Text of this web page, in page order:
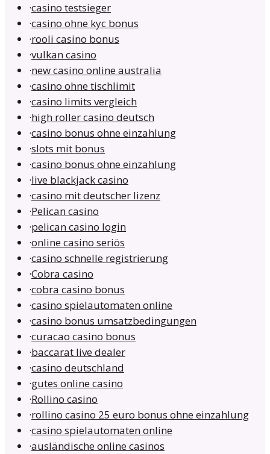
·casino testsieger
·casino ohne kyc bonus
·rooli casino bonus
·vulkan casino
·new casino online australia
·casino ohne tischlimit
·casino limits vergleich
·high roller casino deutsch
·casino bonus ohne einzahlung
·slots mit bonus
·casino bonus ohne einzahlung
·live blackjack casino
·casino mit deutscher lizenz
·Pelican casino
·pelican casino login
·online casino seriös
·casino schnelle registrierung
·Cobra casino
·cobra casino bonus
·casino spielautomaten online
·casino bonus umsatzbedingungen
·curacao casino bonus
·baccarat live dealer
·casino deutschland
·gutes online casino
·Rollino casino
·rollino casino 25 euro bonus ohne einzahlung
·casino spielautomaten online
·ausländische online casinos